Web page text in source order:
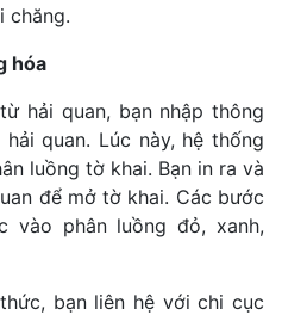
chăng.
hóa
hải quan, bạn nhập thông
quan. Lúc này, hệ thống
luồng tờ khai. Bạn in ra và
để mở tờ khai. Các bước
vào phân luồng đỏ, xanh,
bạn liên hệ với chi cục